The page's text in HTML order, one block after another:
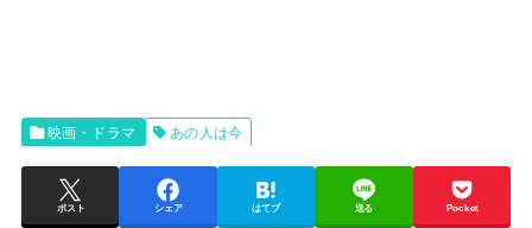
映画・ドラマ あの人は今
ポスト シェア はてブ 送る Pocket